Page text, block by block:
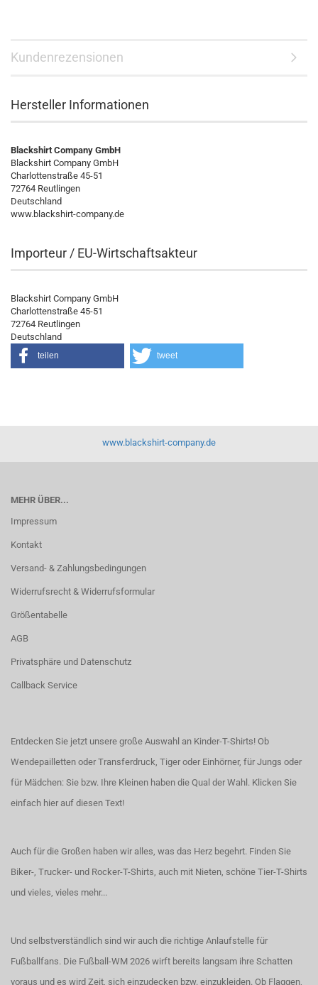
Kundenrezensionen
Hersteller Informationen
Blackshirt Company GmbH
Blackshirt Company GmbH
Charlottenstraße 45-51
72764 Reutlingen
Deutschland
www.blackshirt-company.de
Importeur / EU-Wirtschaftsakteur
Blackshirt Company GmbH
Charlottenstraße 45-51
72764 Reutlingen
Deutschland
teilen tweet
www.blackshirt-company.de
MEHR ÜBER...
Impressum
Kontakt
Versand- & Zahlungsbedingungen
Widerrufsrecht & Widerrufsformular
Größentabelle
AGB
Privatsphäre und Datenschutz
Callback Service
Entdecken Sie jetzt unsere große Auswahl an Kinder-T-Shirts! Ob
Wendepailletten oder Transferdruck, Tiger oder Einhörner, für Jungs oder
für Mädchen: Sie bzw. Ihre Kleinen haben die Qual der Wahl. Klicken Sie
einfach hier auf diesen Text!
Auch für die Großen haben wir alles, was das Herz begehrt. Finden Sie
Biker-, Trucker- und Rocker-T-Shirts, auch mit Nieten, schöne Tier-T-Shirts
und vieles, vieles mehr...
Und selbstverständlich sind wir auch die richtige Anlaufstelle für
Fußballfans. Die Fußball-WM 2026 wirft bereits langsam ihre Schatten
voraus und es wird Zeit, sich einzudecken bzw. einzukleiden. Ob Flaggen,